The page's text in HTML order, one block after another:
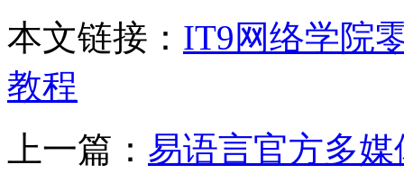
本文链接： IT9网络学院
教程
上一篇： 易语言官方多